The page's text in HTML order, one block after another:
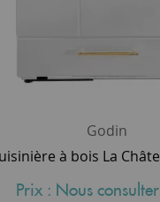
Godin
Prix : Nous consulter